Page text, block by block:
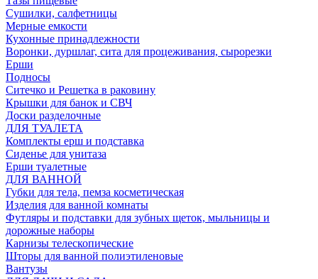
Сушилки, салфетницы
Мерные емкости
Кухонные принадлежности
Воронки, дуршлаг, сита для процеживания, сырорезки
Ерши
Подносы
Ситечко и Решетка в раковину
Крышки для банок и СВЧ
Доски разделочные
ДЛЯ ТУАЛЕТА
Комплекты ерш и подставка
Сиденье для унитаза
Ерши туалетные
ДЛЯ ВАННОЙ
Губки для тела, пемза косметическая
Изделия для ванной комнаты
Футляры и подставки для зубных щеток, мыльницы и
дорожные наборы
Карнизы телескопические
Шторы для ванной полиэтиленовые
Вантузы